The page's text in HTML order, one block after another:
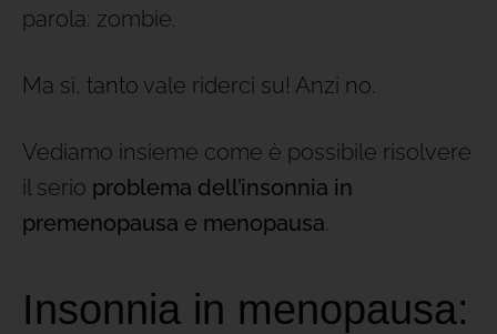
parola: zombie.
Ma sì, tanto vale riderci su! Anzi no.
Vediamo insieme come è possibile risolvere
il serio problema dell’insonnia in
premenopausa e menopausa.
Insonnia in menopausa: